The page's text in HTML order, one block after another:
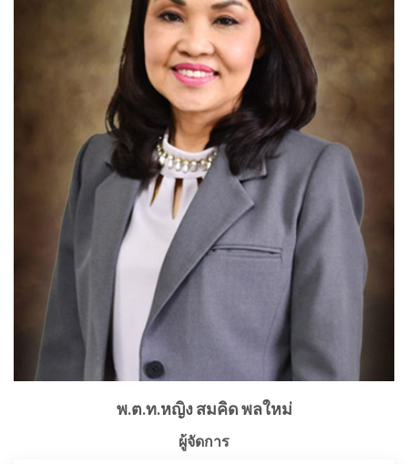
พ.ต.ท.หญิง สมคิด พลใหม่
ผู้จัดการ